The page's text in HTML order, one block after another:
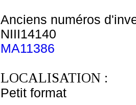
Anciens numéros
NIII14140
MA11386
LOCALISATION :
Petit format